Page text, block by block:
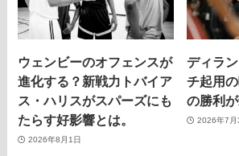
ウェンビーのオフェンスが
進化する？新戦力トバイア
ス・ハリスがスパーズにも
たらす好影響とは。
2026年8月1日
ディラ
チ起用
の勝利が
2026年7月